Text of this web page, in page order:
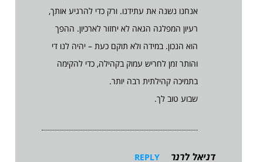
אנחנו נשנה את עתידנו. ורק כדי להרגיע אותך,
רעיון המפלגה הגאה לא יחזור לארכיון. ההפך
הוא הנכון. במידה ולא תוקם כעת – יהיה לנו די
והותר זמן לחריש עמוק בקהילה, כדי להקימה
בתמיכה קהילתית רבה יותר.
שבוע טוב לך.
דניאל לרנר REPLY